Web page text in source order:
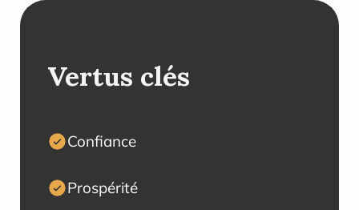
Vertus clés
Confiance
Prospérité